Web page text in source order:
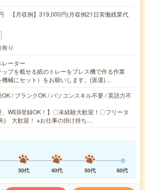
【月収例】319,000円(月収例21日実働残業代
り
レーター
ップを載せる紙のトレーをプレス機で作る作業
機械にセット）をお願いします。(派遣)…
/ ブランクOK / パソコンスキル不要 / 英語力不
、WEB登録OK！】〇未経験大歓迎！〇フリータ
) 大歓迎！ ※お仕事の掛け持ち…
30代 40代 50代 60代